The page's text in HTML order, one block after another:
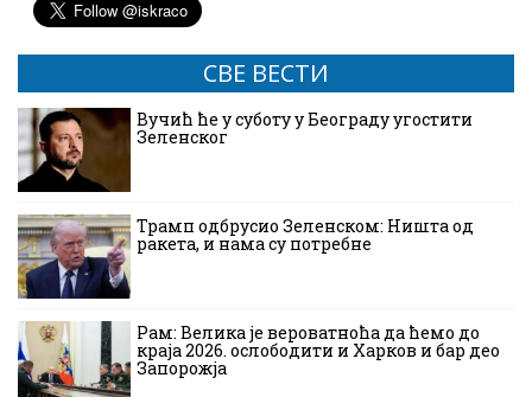
СВЕ ВЕСТИ
Вучић ће у суботу у Београду угостити
Зеленског
Трамп одбрусио Зеленском: Ништа од
ракета, и нама су потребне
Рам: Велика је вероватноћа да ћемо до
краја 2026. ослободити и Харков и бар део
Запорожја